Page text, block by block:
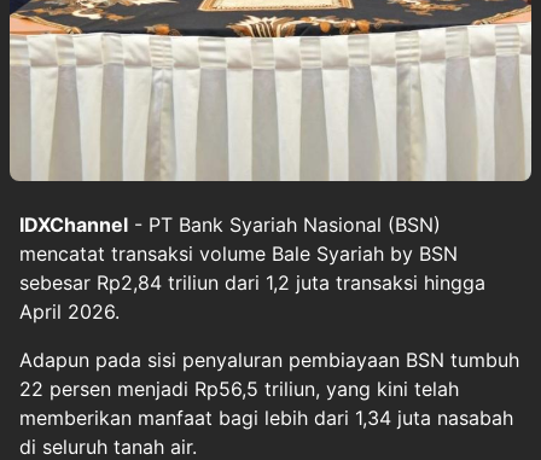
IDXChannel - PT Bank Syariah Nasional (BSN)
mencatat transaksi volume Bale Syariah by BSN
sebesar Rp2,84 triliun dari 1,2 juta transaksi hingga
April 2026.
Adapun pada sisi penyaluran pembiayaan BSN tumbuh
22 persen menjadi Rp56,5 triliun, yang kini telah
memberikan manfaat bagi lebih dari 1,34 juta nasabah
di seluruh tanah air.